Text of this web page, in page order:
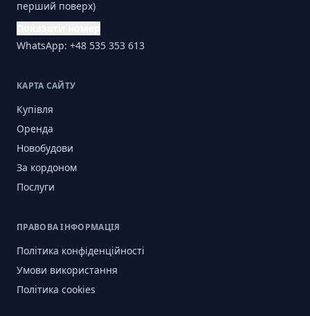
перший поверх)
WhatsApp: +48 535 353 613
КАРТА САЙТУ
Купівля
Оренда
Новобудови
За кордоном
Послуги
ПРАВОВА ІНФОРМАЦІЯ
Політика конфіденційності
Умови використання
Політика cookies